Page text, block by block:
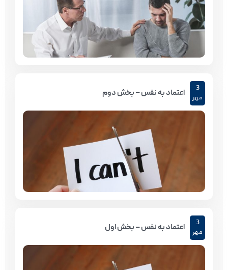
3
مهر
اعتماد به نفس – بخش دوم
3
مهر
اعتماد به نفس – بخش اول